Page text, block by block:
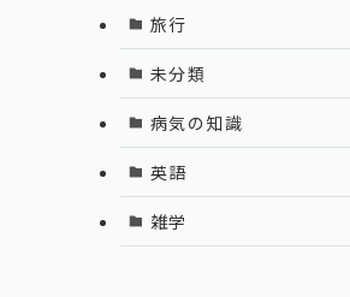
旅行
未分類
病気の知識
英語
雑学